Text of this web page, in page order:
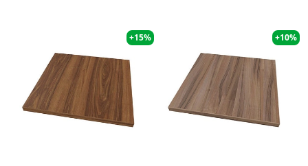
+15% +10%